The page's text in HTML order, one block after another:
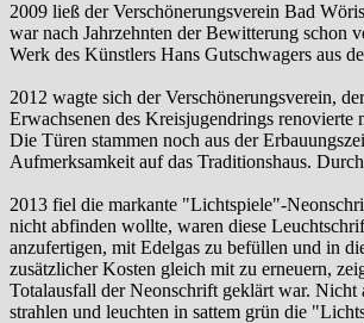
2009 ließ der Verschönerungsverein Bad
war nach Jahrzehnten der Bewitterung schon
Werk des Künstlers Hans Gutschwagers aus
2012 wagte sich der Verschönerungsverein,
Erwachsenen des Kreisjugendrings
Die Türen stammen noch aus der
Aufmerksamkeit auf das Traditionshaus.
2013 fiel die markante "Lichtspiele"-
nicht abfinden wollte, waren diese
anzufertigen, mit Edelgas zu befüllen und in
zusätzlicher Kosten gleich mit zu erneuern,
Totalausfall der Neonschrift geklärt war. Nicht
strahlen und leuchten in sattem grün die